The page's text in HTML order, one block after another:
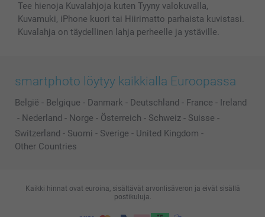
Tee hienoja Kuvalahjoja kuten Tyyny valokuvalla,
Kuvamuki, iPhone kuori tai Hiirimatto parhaista kuvistasi.
Kuvalahja on täydellinen lahja perheelle ja ystäville.
smartphoto löytyy kaikkialla Euroopassa
België - Belgique - Danmark - Deutschland - France - Ireland
- Nederland - Norge - Österreich - Schweiz - Suisse -
Switzerland - Suomi - Sverige - United Kingdom -
Other Countries
Kaikki hinnat ovat euroina, sisältävät arvonlisäveron ja eivät sisällä
postikuluja.